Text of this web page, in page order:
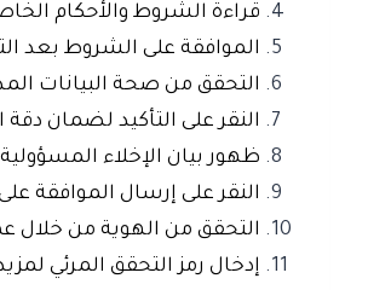
قراءة الشروط والأحكام
الموافقة على الشروط بعد
التحقق من صحة البيانات
النقر على التأكيد لضمان دقة
ظهور بيان الإخلاء
النقر على إرسال الموافقة على
التحقق من الهوية من خلال
إدخال رمز التحقق المرئي